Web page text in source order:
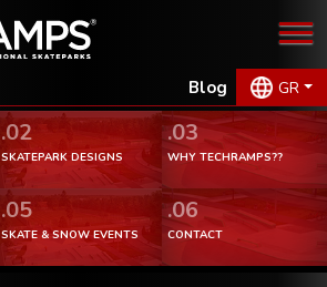
Blog GR
.02
SKATEPARK DESIGNS
.03
WHY TECHRAMPS??
.05
SKATE & SNOW EVENTS
.06
CONTACT